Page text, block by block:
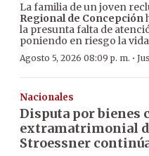
La familia de un joven
Regional de Concepción
la presunta falta de
poniendo en riesgo la
Agosto 5, 2026 08:09 p. m. ·
Nacionales
Disputa por bienes
extramatrimonial
Stroessner